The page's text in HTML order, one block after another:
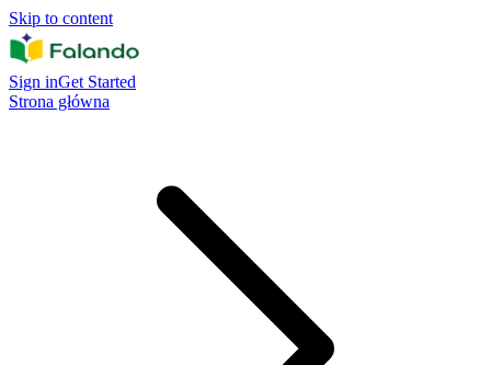
Skip to content
Sign inGet Started
Strona główna